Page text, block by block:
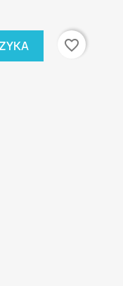
favorite_border